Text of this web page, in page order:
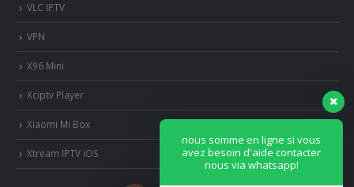
VLC IPTV
VPN
X96 Mini
Xciptv Player
Xiaomi Mi Box
Xtream IPTV iOS
nous somme en ligne si vous
avez besoin d'aide contacter
nous via whatsapp!